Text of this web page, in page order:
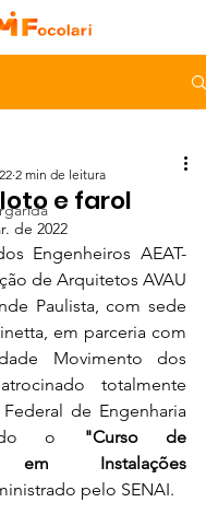
e farol
2 min de leitura
de 2022
Engenheiros AEAT-
de Arquitetos AVAU
Paulista, com sede
em parceria com
Movimento dos
totalmente
de Engenharia
o
"Curso de
em Instalações
pelo SENAI.